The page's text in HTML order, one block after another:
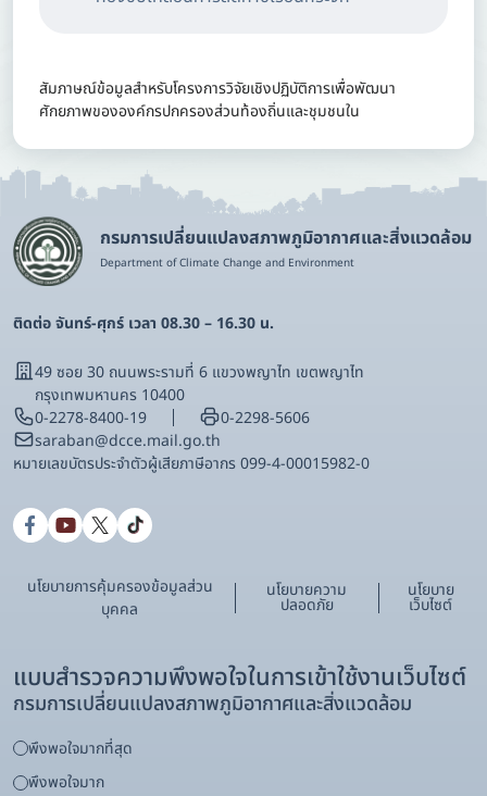
สัมภาษณ์ข้อมูลสำหรับโครงการวิจัยเชิงปฏิบัติการเพื่อพัฒนา
ศักยภาพขององค์กรปกครองส่วนท้องถิ่นและชุมชนใน
กรมการเปลี่ยนแปลงสภาพภูมิอากาศและสิ่งแวดล้อม
Department of Climate Change and Environment
ติดต่อ จันทร์-ศุกร์ เวลา 08.30 – 16.30 น.
49 ซอย 30 ถนนพระรามที่ 6 แขวงพญาไท เขตพญาไท
กรุงเทพมหานคร 10400
0-2278-8400-19
0-2298-5606
saraban@dcce.mail.go.th
หมายเลขบัตรประจําตัวผู้เสียภาษีอากร 099-4-00015982-0
นโยบายการคุ้มครองข้อมูลส่วน
บุคคล
นโยบายความ
ปลอดภัย
นโยบาย
เว็บไซต์
แบบสำรวจความพึงพอใจในการเข้าใช้งานเว็บไซต์
กรมการเปลี่ยนแปลงสภาพภูมิอากาศและสิ่งแวดล้อม
พึงพอใจมากที่สุด
พึงพอใจมาก